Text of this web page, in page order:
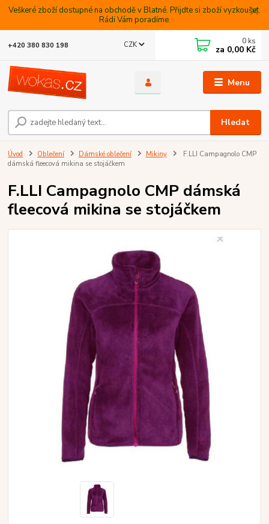
Veškeré zboží dostupné na obchodě v Blatné. Přijdte si zboží vyzkoušet.
Rádi Vám poradíme.
Menu
CZK
Hledat
+420 380 830 198 0 ks
za 0,00 Kč
Úvod Oblečení Dámské oblečení Mikiny
F.LLI Campagnolo CMP
dámská fleecová mikina se stojáčkem
F.LLI Campagnolo CMP dámská
fleecová mikina se stojáčkem